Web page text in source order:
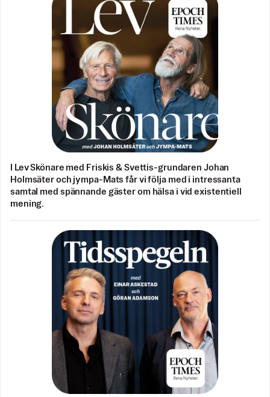
I Lev Skönare med Friskis & Svettis-grundaren Johan
Holmsäter och jympa-Mats får vi följa med i intressanta
samtal med spännande gäster om hälsa i vid existentiell
mening.